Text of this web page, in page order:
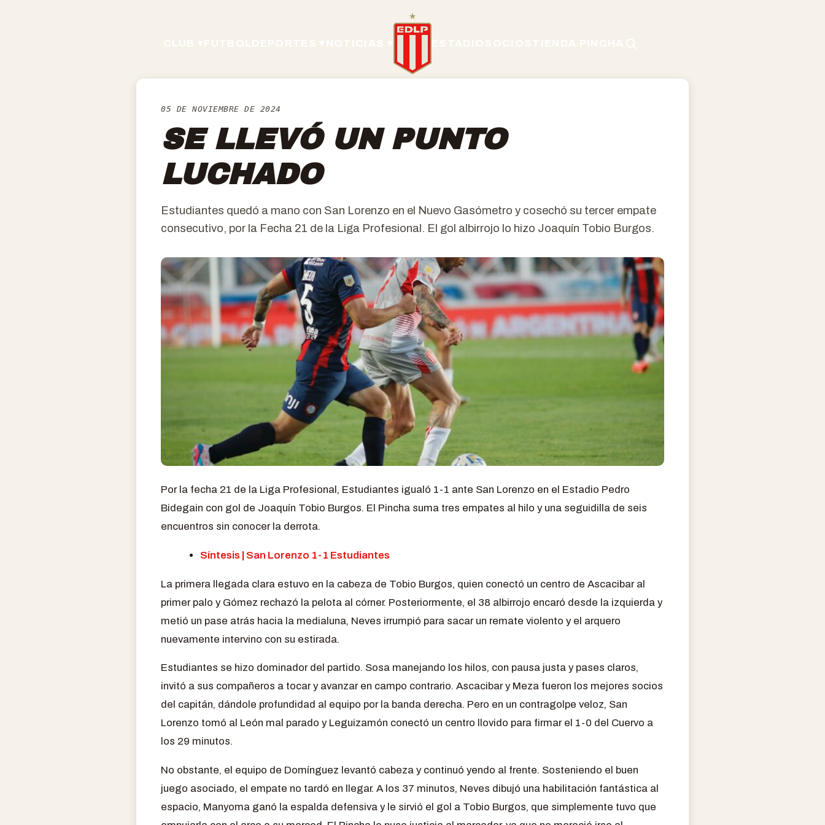
05 DE NOVIEMBRE DE 2024
SE LLEVÓ UN PUNTO
LUCHADO
Estudiantes quedó a mano con San Lorenzo en el Nuevo Gasómetro y cosechó su tercer empate
consecutivo, por la Fecha 21 de la Liga Profesional. El gol albirrojo lo hizo Joaquín Tobio Burgos.
Por la fecha 21 de la Liga Profesional, Estudiantes igualó 1-1 ante San Lorenzo en el Estadio Pedro
Bidegain con gol de Joaquín Tobio Burgos. El Pincha suma tres empates al hilo y una seguidilla de seis
encuentros sin conocer la derrota.
Síntesis | San Lorenzo 1-1 Estudiantes
La primera llegada clara estuvo en la cabeza de Tobio Burgos, quien conectó un centro de Ascacibar al
primer palo y Gómez rechazó la pelota al córner. Posteriormente, el 38 albirrojo encaró desde la izquierda y
metió un pase atrás hacia la medialuna, Neves irrumpió para sacar un remate violento y el arquero
nuevamente intervino con su estirada.
Estudiantes se hizo dominador del partido. Sosa manejando los hilos, con pausa justa y pases claros,
invitó a sus compañeros a tocar y avanzar en campo contrario. Ascacibar y Meza fueron los mejores socios
del capitán, dándole profundidad al equipo por la banda derecha. Pero en un contragolpe veloz, San
Lorenzo tomó al León mal parado y Leguizamón conectó un centro llovido para firmar el 1-0 del Cuervo a
los 29 minutos.
No obstante, el equipo de Domínguez levantó cabeza y continuó yendo al frente. Sosteniendo el buen
juego asociado, el empate no tardó en llegar. A los 37 minutos, Neves dibujó una habilitación fantástica al
espacio, Manyoma ganó la espalda defensiva y le sirvió el gol a Tobio Burgos, que simplemente tuvo que